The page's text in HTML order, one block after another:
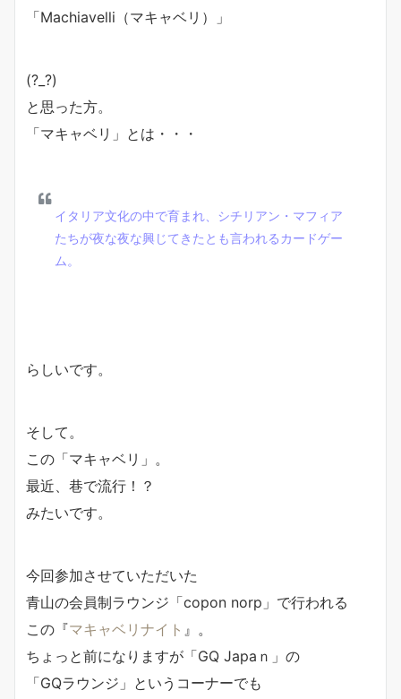
「Machiavelli（マキャベリ）」
(?_?)
と思った方。
「マキャベリ」とは・・・
イタリア文化の中で育まれ、シチリアン・マフィア
たちが夜な夜な興じてきたとも言われるカードゲー
ム。
らしいです。
そして。
この「マキャベリ」。
最近、巷で流行！？
みたいです。
今回参加させていただいた
青山の会員制ラウンジ「copon norp」で行われる
この『マキャベリナイト 』。
ちょっと前になりますが「GQ Japaｎ」の
「GQラウンジ」というコーナーでも